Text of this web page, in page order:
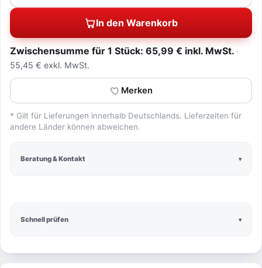
Schnell prüfen
In den Warenkorb
Zwischensumme für 1 Stück: 65,99 € inkl. MwSt.
55,45 € exkl. MwSt.
Merken
* Gilt für Lieferungen innerhalb Deutschlands. Lieferzeiten für
andere Länder können abweichen.
Beratung & Kontakt